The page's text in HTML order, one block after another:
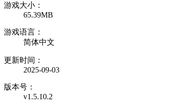
游戏大小：
65.39MB
游戏语言：
简体中文
更新时间：
2025-09-03
版本号：
v1.5.10.2